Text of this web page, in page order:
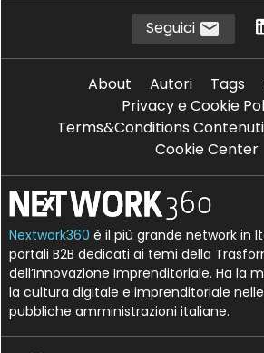
Seguici
About Autori Tags
Privacy e Cookie
Terms&Conditions
Cookie Center
Nextwork360 è il più grande network in
portali B2B dedicati ai temi della
dell’Innovazione Imprenditoriale. Ha la
la cultura digitale e imprenditoriale
pubbliche amministrazioni italiane.